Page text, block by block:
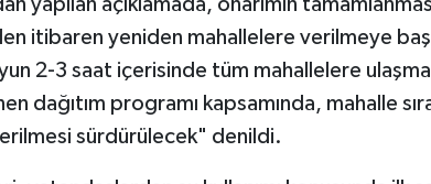
yapılan açıklamada, onarımın
itibaren yeniden mahallelere verilmeye
2-3 saat içerisinde tüm mahallelere
dağıtım programı kapsamında, mahalle
sürdürülecek" denildi.